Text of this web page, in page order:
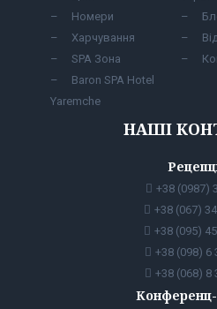
Номери
Харчування
SPA Зона
Baron SPA Hotel
Yaremche
НАШІ
+38 (0987)
+38 (067)
+38 (095)
+38 (098) 6
+38 (068) 8
Конференц-